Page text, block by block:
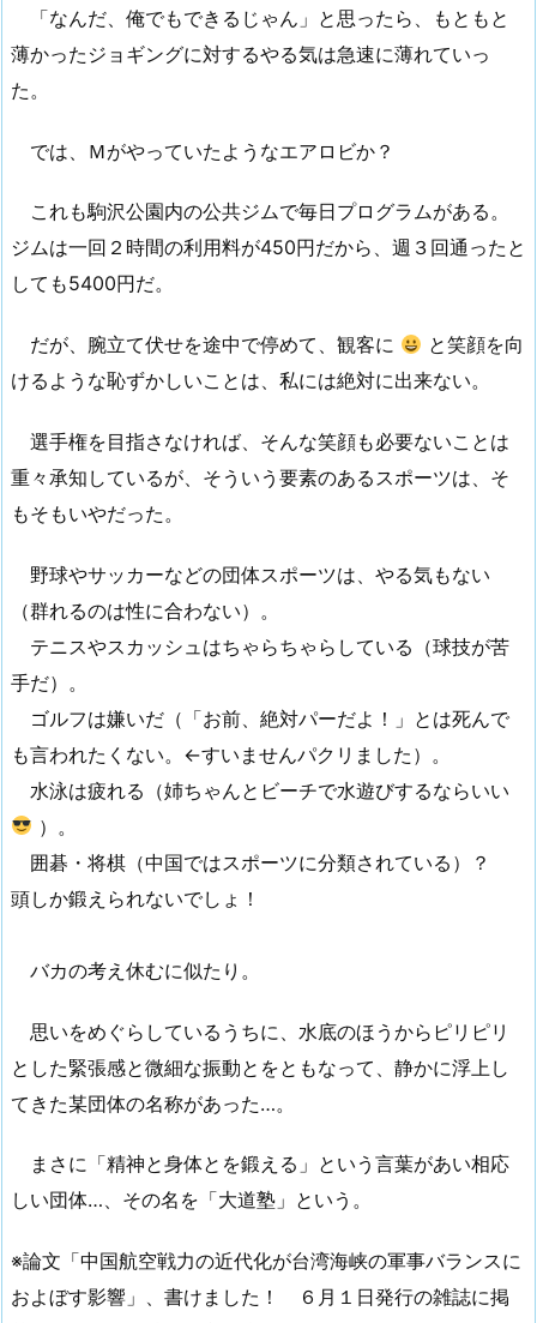
「なんだ、俺でもできるじゃん」と思ったら、もともと
薄かったジョギングに対するやる気は急速に薄れていっ
た。
では、Ｍがやっていたようなエアロビか？
これも駒沢公園内の公共ジムで毎日プログラムがある。
ジムは一回２時間の利用料が450円だから、週３回通ったと
しても5400円だ。
だが、腕立て伏せを途中で停めて、観客に
と笑顔を向
けるような恥ずかしいことは、私には絶対に出来ない。
選手権を目指さなければ、そんな笑顔も必要ないことは
重々承知しているが、そういう要素のあるスポーツは、そ
もそもいやだった。
野球やサッカーなどの団体スポーツは、やる気もない
（群れるのは性に合わない）。
テニスやスカッシュはちゃらちゃらしている（球技が苦
手だ）。
ゴルフは嫌いだ（「お前、絶対パーだよ！」とは死んで
も言われたくない。←すいませんパクリました）。
水泳は疲れる（姉ちゃんとビーチで水遊びするならいい
）。
囲碁・将棋（中国ではスポーツに分類されている）？
頭しか鍛えられないでしょ！
バカの考え休むに似たり。
思いをめぐらしているうちに、水底のほうからピリピリ
とした緊張感と微細な振動とをともなって、静かに浮上し
てきた某団体の名称があった…。
まさに「精神と身体とを鍛える」という言葉があい相応
しい団体…、その名を「大道塾」という。
※論文「中国航空戦力の近代化が台湾海峡の軍事バランスに
およぼす影響」、書けました！ ６月１日発行の雑誌に掲